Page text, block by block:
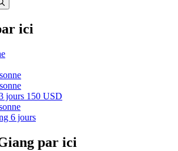
ici
jours 150 USD
6 jours
par ici